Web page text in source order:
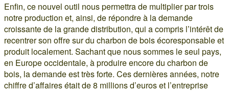
Enfin, ce nouvel outil nous permettra de multiplier par trois
notre production et, ainsi, de répondre à la demande
croissante de la grande distribution, qui a compris l’intérêt de
recentrer son offre sur du charbon de bois écoresponsable et
produit localement. Sachant que nous sommes le seul pays,
en Europe occidentale, à produire encore du charbon de
bois, la demande est très forte. Ces dernières années, notre
chiffre d’affaires était de 8 millions d’euros et l’entreprise